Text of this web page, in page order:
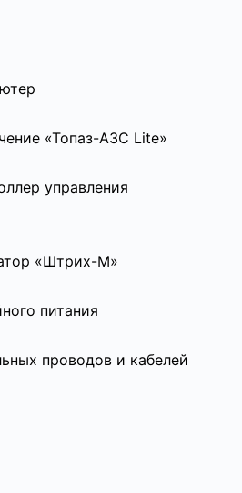
«Топаз-АЗС Lite»
управления
«Штрих-М»
питания
проводов и кабелей